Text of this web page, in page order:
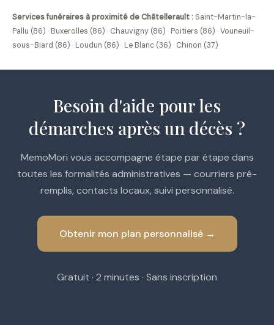
Services funéraires à proximité de Châtellerault : Saint-Martin-la-
Pallu (86) · Buxerolles (86) · Chauvigny (86) · Poitiers (86) ·Vouneuil-
sous-Biard (86) · Loudun (86) · Le Blanc (36) · Chinon (37)
Besoin d'aide pour les
démarches après un décès ?
MemoMori vous accompagne étape par étape dans
toutes les formalités administratives — courriers pré-
remplis, contacts locaux, suivi personnalisé.
Obtenir mon plan personnalisé →
Gratuit · 2 minutes · Sans inscription